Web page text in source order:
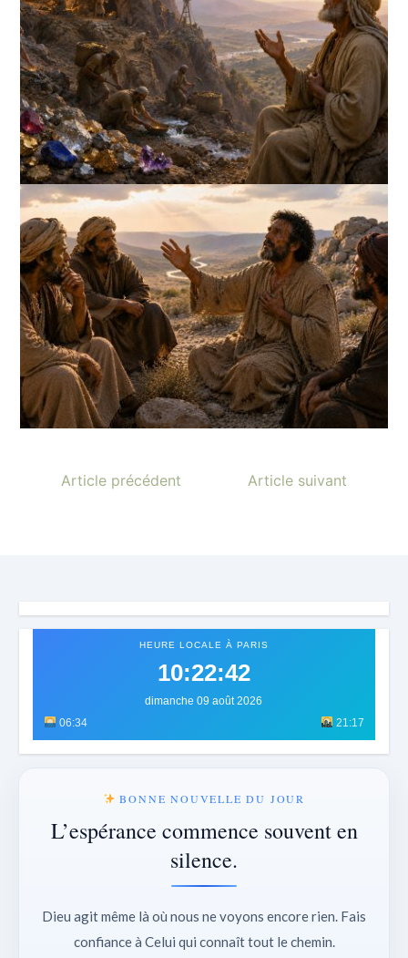
Article précédent Article suivant
HEURE LOCALE À PARIS
10:22:45
dimanche 09 août 2026
06:34
21:17
BONNE NOUVELLE DU JOUR
L’espérance commence souvent en
silence.
Dieu agit même là où nous ne voyons encore rien. Fais
confiance à Celui qui connaît tout le chemin.